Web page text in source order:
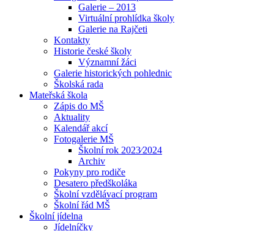
Galerie – 2013
Virtuální prohlídka školy
Galerie na Rajčeti
Kontakty
Historie české školy
Významní žáci
Galerie historických pohlednic
Školská rada
Mateřská škola
Zápis do MŠ
Aktuality
Kalendář akcí
Fotogalerie MŠ
Školní rok 2023⁄2024
Archiv
Pokyny pro rodiče
Desatero předškoláka
Školní vzdělávací program
Školní řád MŠ
Školní jídelna
Jídelníčky